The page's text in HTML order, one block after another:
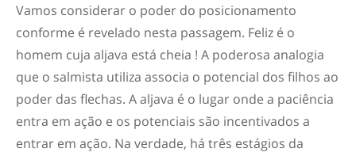
Vamos considerar o poder do posicionamento
conforme é revelado nesta passagem. Feliz é o
homem cuja aljava está cheia ! A poderosa analogia
que o salmista utiliza associa o potencial dos filhos ao
poder das flechas. A aljava é o lugar onde a paciência
entra em ação e os potenciais são incentivados a
entrar em ação. Na verdade, há três estágios da